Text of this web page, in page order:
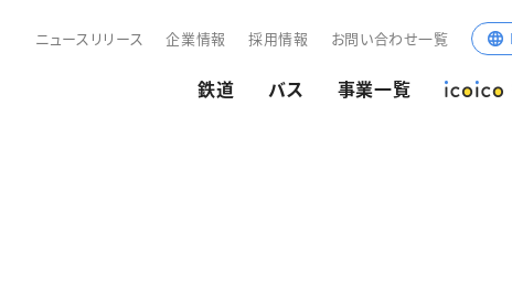
鉄道 バス 事業一覧
ニュースリリース 企業情報 採用情報 お問い合わせ一覧